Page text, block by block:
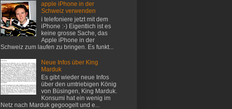
apple iPhone in der
Schweiz verwenden
i telefoniere jetzt mit dem
iPhone :-) Eigentlich ist es
keine grosse Sache, das
Apple iPhone in der
Schweiz zum laufen zu bringen. Es funkt...
Neue Infos über King
Marduk
Es gibt wieder neue Infos
über den umtriebigen König
von Büsingen, King Marduk.
Konsumi hat ein wenig im
Netz nach Marduk gegoogelt und e...